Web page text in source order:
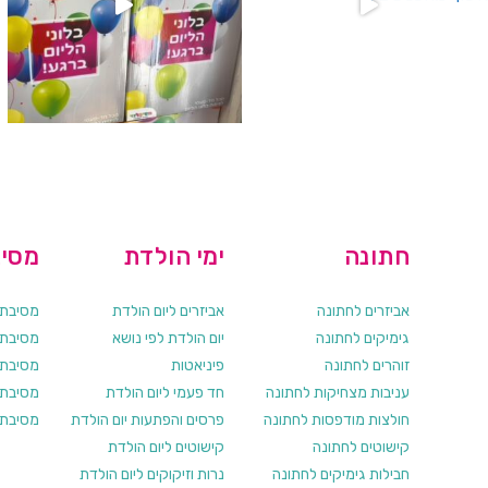
מסיבת
מסיבת
מסיבת
מסיבת
מסיבת
ימי הולדת
אביזרים ליום הולדת
יום הולדת לפי נושא
פיניאטות
חד פעמי ליום הולדת
פרסים והפתעות יום הולדת
קישוטים ליום הולדת
נרות וזיקוקים ליום הולדת
חתונה
אביזרים לחתונה
גימיקים לחתונה
זוהרים לחתונה
עניבות מצחיקות לחתונה
חולצות מודפסות לחתונה
קישוטים לחתונה
חבילות גימיקים לחתונה